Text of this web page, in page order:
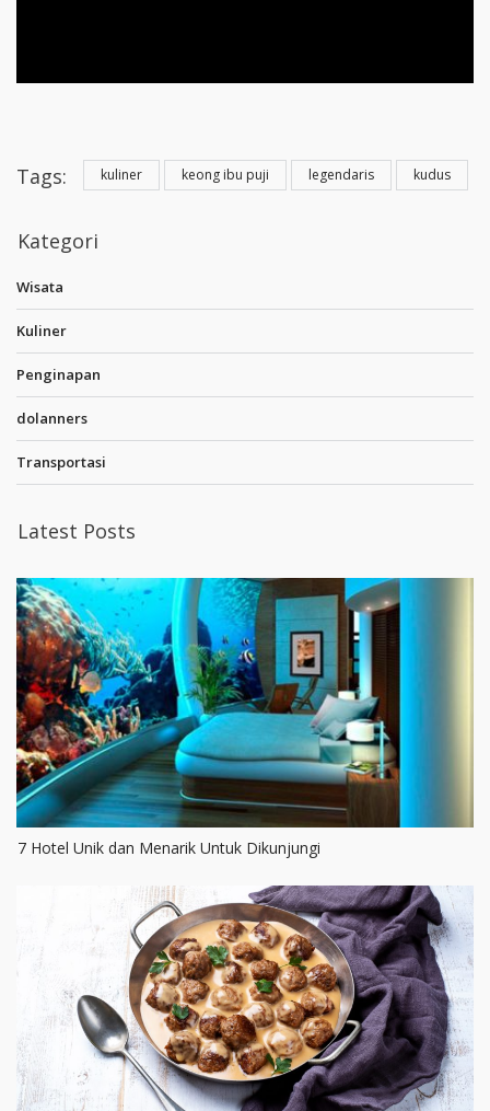
Tags: kuliner keong ibu puji legendaris kudus
Kategori
Wisata
Kuliner
Penginapan
dolanners
Transportasi
Latest Posts
7 Hotel Unik dan Menarik Untuk Dikunjungi